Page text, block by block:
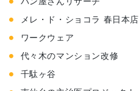
メレ・ド・ショコラ 春日本店
ワークウェア
代々木のマンション改修
千駄ヶ谷